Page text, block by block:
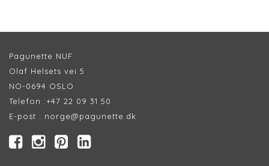
Pagunette NUF
Olaf Helsets vei 5
NO-0694 OSLO
Telefon :+47 22 09 31 50
E-post : norge@pagunette.dk